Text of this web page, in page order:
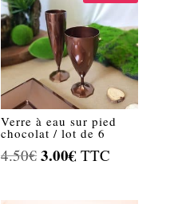
Verre à eau sur pied
chocolat / lot de 6
4.50€ Le
3.00€ Le
TTC